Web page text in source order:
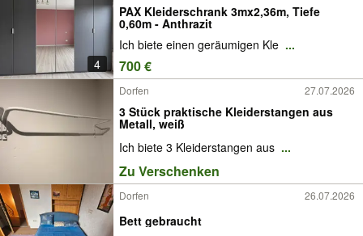
4
PAX Kleiderschrank 3mx2,36m, Tiefe
0,60m - Anthrazit
Ich biete einen geräumigen Kle ...
700 €
Dorfen 27.07.2026
3 Stück praktische Kleiderstangen aus
Metall, weiß
Ich biete 3 Kleiderstangen aus ...
Zu Verschenken
Dorfen 26.07.2026
Bett gebraucht